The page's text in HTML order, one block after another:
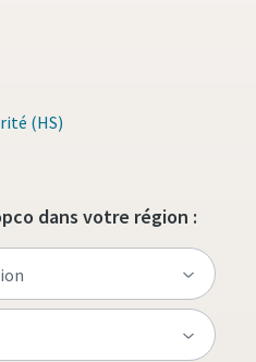
(HS)
dans votre région :